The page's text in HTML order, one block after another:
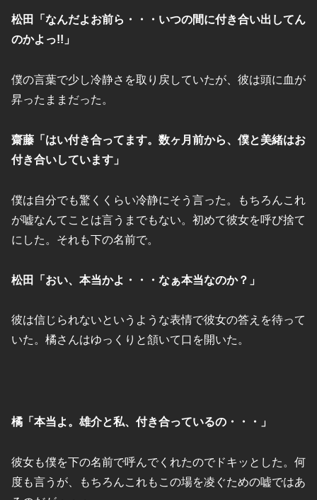
松田「なんだよお前ら・・・いつの間に付き合い出してん
のかよっ!!」
僕の言葉で少し冷静さを取り戻していたが、彼は頭に血が
昇ったままだった。
齋藤「はい付き合ってます。数ヶ月前から、僕と美緒はお
付き合いしています」
僕は自分でも驚くくらい冷静にそう言った。もちろんこれ
が嘘なんてことは言うまでもない。初めて彼女を呼び捨て
にした。それも下の名前で。
松田「おい、本当かよ・・・なぁ本当なのか？」
彼は信じられないというような表情で彼女の答えを待って
いた。橘さんはゆっくりと頷いて口を開いた。
橘「本当よ。雄介と私、付き合っているの・・・」
彼女も僕を下の名前で呼んでくれたのでドキッとした。何
度も言うが、もちろんこれもこの場を凌ぐための嘘ではあ